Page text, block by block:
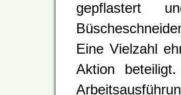
gepflastert
Eine Vielzahl
Aktion